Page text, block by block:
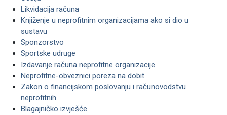
Likvidacija računa
Knjiženje u neprofitnim organizacijama ako si dio u
sustavu
Sponzorstvo
Sportske udruge
Izdavanje računa neprofitne organizacije
Neprofitne-obveznici poreza na dobit
Zakon o financijskom poslovanju i računovodstvu
neprofitnih
Blagajničko izvješće